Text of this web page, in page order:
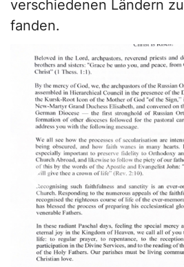
verschiedenen Ländern
fanden.